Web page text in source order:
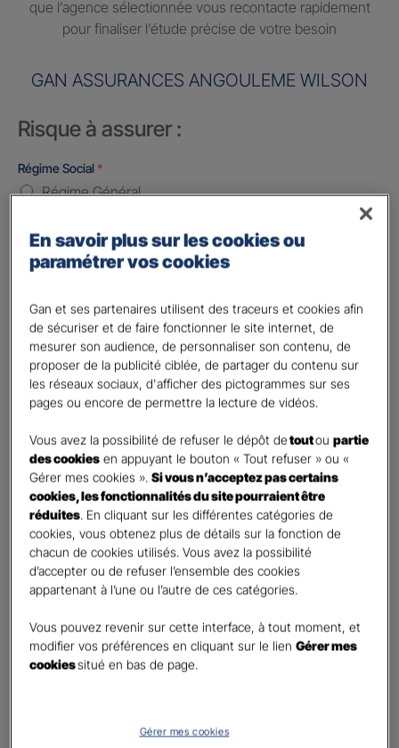
que l’agence sélectionnée vous recontacte rapidement
pour finaliser l’étude précise de votre besoin
GAN ASSURANCES ANGOULEME WILSON
Risque à assurer :
Régime Social *
Régime Général
Régime Agricole
Régime local Alsace - Moselle
Bénéficiaire(s)*
Moi
Conjoint
Enfant(s)
A partir du 3ème enfant, Ils seront rattachés gratuitement à votre contrat. Pensez
Vos informations :
Etes-vous déjà client Gan assurances ?*
Oui
Non
*
Monsieur
Contact*
En savoir plus sur les cookies ou
paramétrer vos cookies
Gan et ses partenaires utilisent des traceurs et cookies afin
de sécuriser et de faire fonctionner le site internet, de
mesurer son audience, de personnaliser son contenu, de
proposer de la publicité ciblée, de partager du contenu sur
les réseaux sociaux, d'afficher des pictogrammes sur ses
pages ou encore de permettre la lecture de vidéos.
Vous avez la possibilité de refuser le dépôt detoutoupartie
des cookies en appuyant le bouton « Tout refuser » ou «
Gérer mes cookies ».Si vous n’acceptez pas certains
cookies, les fonctionnalités du site pourraient être
réduites . En cliquant sur les différentes catégories de
cookies, vous obtenez plus de détails sur la fonction de
chacun de cookies utilisés. Vous avez la possibilité
d’accepter ou de refuser l’ensemble des cookies
appartenant à l’une ou l’autre de ces catégories.
Vous pouvez revenir sur cette interface, à tout moment, et
modifier vos préférences en cliquant sur le lienGérer mes
cookiessitué en bas de page.
Gérer mes cookies